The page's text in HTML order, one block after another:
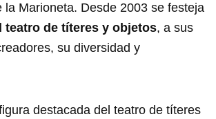
la Marioneta. Desde 2003 se festeja
teatro de títeres y objetos, a sus
su diversidad y
destacada del teatro de títeres